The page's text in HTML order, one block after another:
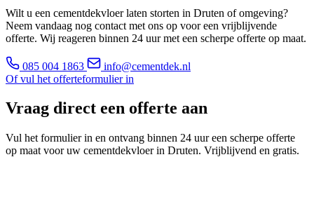
Wilt u een cementdekvloer laten storten in Druten of omgeving?
Neem vandaag nog contact met ons op voor een vrijblijvende
offerte. Wij reageren binnen 24 uur met een scherpe offerte op maat.
085 004 1863
info@cementdek.nl
Of vul het offerteformulier in
Vraag direct een offerte aan
Vul het formulier in en ontvang binnen 24 uur een scherpe offerte
op maat voor uw cementdekvloer in Druten. Vrijblijvend en gratis.